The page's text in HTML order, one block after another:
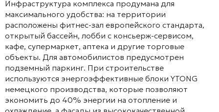
Инфраструктура комплекса продумана для
максимального удобства: на территории
расположены фитнес-зал европейского стандарта,
открытый бассейн, лобби с консьерж-сервисом,
кафе, супермаркет, аптека и другие торговые
объекты. Для автомобилистов предусмотрен
подземный паркинг. При строительстве
используются энергоэффективные блоки YTONG
немецкого производства, которые позволяют
экономить до 40% энергии на отопление и